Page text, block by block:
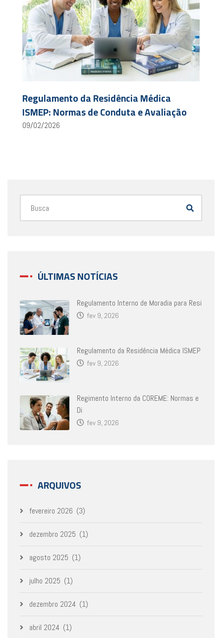
Regulamento da Residência Médica
ISMEP: Normas de Conduta e Avaliação
09/02/2026
ÚLTIMAS NOTÍCIAS
Regulamento Interno de Moradia para Resi
fev 9, 2026
Regulamento da Residência Médica ISMEP
fev 9, 2026
Regimento Interno da COREME: Normas e
Di
fev 9, 2026
ARQUIVOS
fevereiro 2026 (3)
dezembro 2025 (1)
agosto 2025 (1)
julho 2025 (1)
dezembro 2024 (1)
abril 2024 (1)